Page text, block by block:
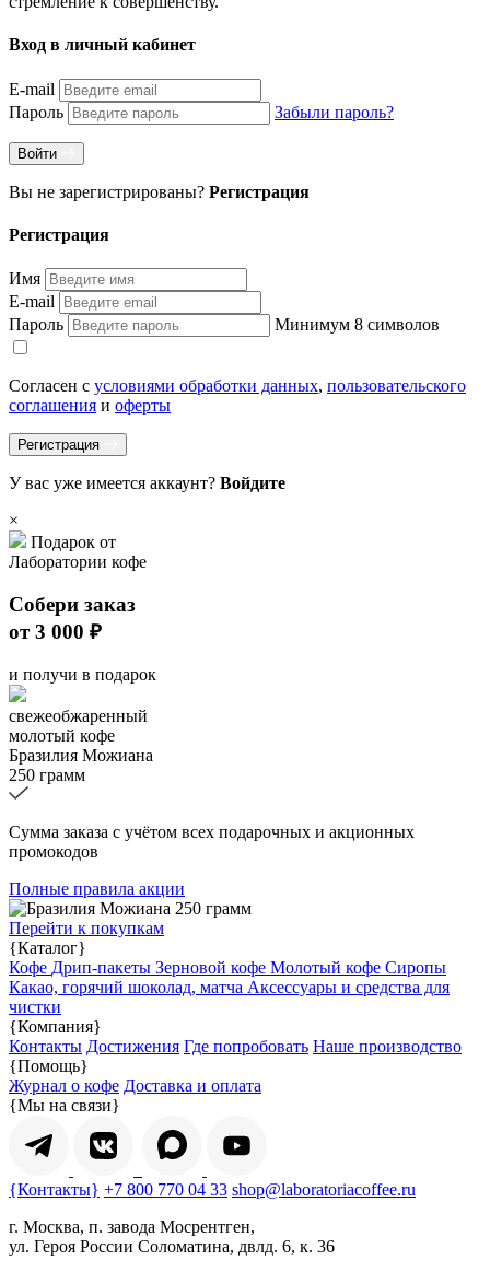
Вход в личный кабинет
E-mail
Пароль
Забыли пароль?
Войти
Вы не зарегистрированы? Регистрация
Регистрация
Имя
E-mail
Пароль
Минимум 8 символов
Согласен с условиями обработки данных, пользовательского
соглашения и оферты
Регистрация
У вас уже имеется аккаунт? Войдите
×
Подарок от
Лаборатории кофе
Собери заказ
от 3 000 ₽
и получи в подарок
свежеобжаренный
молотый кофе
Бразилия Можиана
250 грамм
Сумма заказа с учётом всех подарочных и акционных
промокодов
Полные правила акции
Перейти к покупкам
{Каталог}
Кофе Дрип-пакеты Зерновой кофе Молотый кофе Сиропы
Какао, горячий шоколад, матча Аксессуары и средства для
чистки
{Компания}
Контакты Достижения Где попробовать Наше производство
{Помощь}
Журнал о кофе Доставка и оплата
{Мы на связи}
{Контакты} +7 800 770 04 33 shop@laboratoriacoffee.ru
г. Москва, п. завода Мосрентген,
ул. Героя России Соломатина, двлд. 6, к. 36